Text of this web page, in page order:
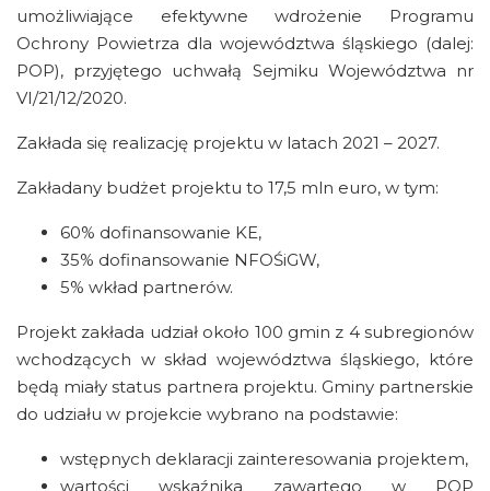
umożliwiające efektywne wdrożenie Programu
Ochrony Powietrza dla województwa śląskiego (dalej:
POP), przyjętego uchwałą Sejmiku Województwa nr
VI/21/12/2020.
Zakłada się realizację projektu w latach 2021 – 2027.
Zakładany budżet projektu to 17,5 mln euro, w tym:
60% dofinansowanie KE,
35% dofinansowanie NFOŚiGW,
5% wkład partnerów.
Projekt zakłada udział około 100 gmin z 4 subregionów
wchodzących w skład województwa śląskiego, które
będą miały status partnera projektu. Gminy partnerskie
do udziału w projekcie wybrano na podstawie:
wstępnych deklaracji zainteresowania projektem,
wartości wskaźnika zawartego w POP